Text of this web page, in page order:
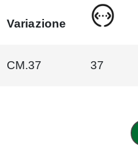
Variazione
CM.37 37